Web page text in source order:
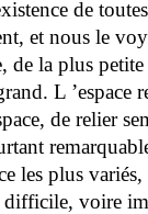
de
et nous le
la plus
L ’espace
de relier
les plus
difficile, voire